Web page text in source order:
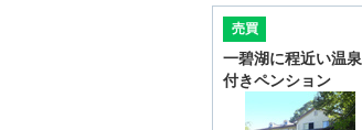
売買
一碧湖に程近い温泉
付きペンション